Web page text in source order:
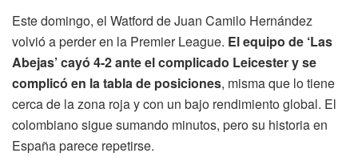
Este domingo, el Watford de Juan Camilo Hernández
volvió a perder en la Premier League. El equipo de ‘Las
Abejas’ cayó 4-2 ante el complicado Leicester y se
complicó en la tabla de posiciones, misma que lo tiene
cerca de la zona roja y con un bajo rendimiento global. El
colombiano sigue sumando minutos, pero su historia en
España parece repetirse.